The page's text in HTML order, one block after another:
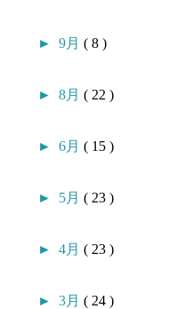
►9月( 8 )
►8月( 22 )
►6月( 15 )
► 5月( 23 )
►4月( 23 )
►3月( 24 )